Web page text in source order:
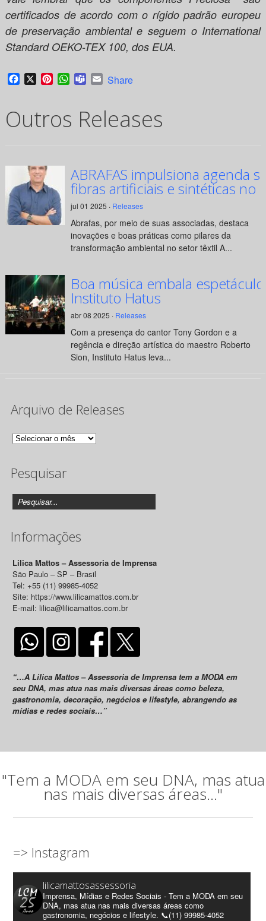
certificados de acordo com o rígido padrão europeu
de preservação ambiental e seguem o International
Standard OEKO-TEX 100, dos EUA.
Facebook
X PinterestWhatsApp
TeamsEmail
Share
Outros Releases
ABRAFAS impulsiona agenda
fibras artificiais e sintéticas no
jul 01 2025 · Releases
Abrafas, por meio de suas associadas, destaca
inovações e boas práticas como pilares da
transformação ambiental no setor têxtil A...
Boa música embala
Instituto Hatus
abr 08 2025 · Releases
Com a presença do cantor Tony Gordon e a
regência e direção artística do maestro Roberto
Sion, Instituto Hatus leva...
Arquivo de Releases
Arquivo
Releases
Pesquisar
Informações
Lilica Mattos – Assessoria de Imprensa
São Paulo – SP – Brasil
Tel: +55 (11) 99985-4052
Site: https://www.lilicamattos.com.br
E-mail: lilica@lilicamattos.com.br
“…A Lilica Mattos – Assessoria de Imprensa tem a MODA em
seu DNA, mas atua nas mais diversas áreas como beleza,
gastronomia, decoração, negócios e lifestyle, abrangendo as
mídias e redes sociais…”
"Tem a MODA em seu DNA, mas atua
nas mais diversas áreas..."
=> Instagram
lilicamattosassessoria
Imprensa, Mídias e Redes Sociais - Tem a MODA em seu
DNA, mas atua nas mais diversas áreas como
gastronomia, negócios e lifestyle. 📞(11) 99985-4052